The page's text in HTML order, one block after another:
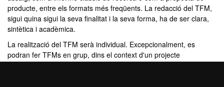
producte, entre els formats més freqüents. La redacció del TFM,
sigui quina sigui la seva finalitat i la seva forma, ha de ser clara,
sintètica i acadèmica.
La realització del TFM serà individual. Excepcionalment, es
podran fer TFMs en grup, dins el context d'un projecte